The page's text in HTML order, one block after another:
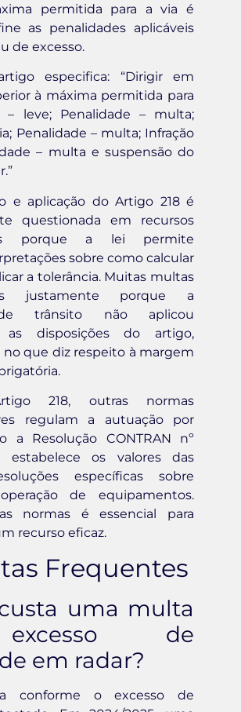
permitida para a via é
as penalidades aplicáveis
de excesso.
especifica: “Dirigir em
à máxima permitida para
– leve; Penalidade – multa;
Penalidade – multa; Infração
– multa e suspensão do
e aplicação do Artigo 218 é
questionada em recursos
porque a lei permite
sobre como calcular
a tolerância. Muitas multas
justamente porque a
trânsito não aplicou
as disposições do artigo,
que diz respeito à margem
218, outras normas
regulam a autuação por
a Resolução CONTRAN nº
estabelece os valores das
específicas sobre
de equipamentos.
normas é essencial para
recurso eficaz.
Frequentes
uma multa
de
em radar?
conforme o excesso de